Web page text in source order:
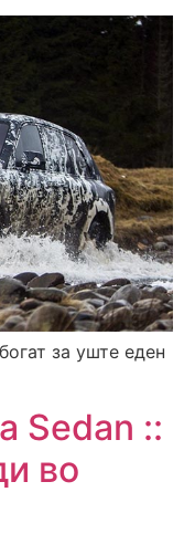
за уште еден
Sedan ::
во